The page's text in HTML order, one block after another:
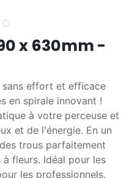
x 630mm -
sans effort et efficace
en spirale innovant !
à votre perceuse et
et de l'énergie. En un
trous parfaitement
fleurs. Idéal pour les
les professionnels.